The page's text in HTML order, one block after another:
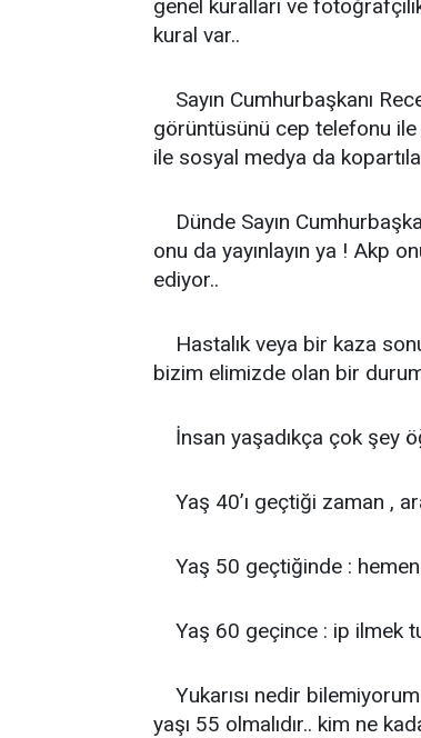
genel kuralları ve
kural var..
Sayın Cumhurbaşkanı
görüntüsünü cep telefonu ile
ile sosyal medya da
Dünde Sayın
onu da yayınlayın ya ! Akp
ediyor..
Hastalık veya bir kaza
bizim elimizde olan bir
İnsan yaşadıkça çok şey
Yaş 40’ı geçtiği zaman ,
Yaş 50 geçtiğinde :
Yaş 60 geçince : ip ilmek
Yukarısı nedir
yaşı 55 olmalıdır.. kim ne